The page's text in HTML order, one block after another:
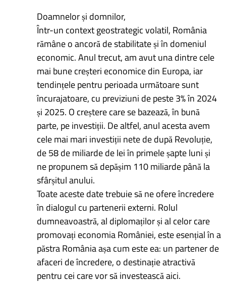
Doamnelor și domnilor,
Într-un context geostrategic volatil, România
rămâne o ancoră de stabilitate și în domeniul
economic. Anul trecut, am avut una dintre cele
mai bune creșteri economice din Europa, iar
tendințele pentru perioada următoare sunt
încurajatoare, cu previziuni de peste 3% în 2024
și 2025. O creștere care se bazează, în bună
parte, pe investiții. De altfel, anul acesta avem
cele mai mari investiții nete de după Revoluție,
de 58 de miliarde de lei în primele șapte luni și
ne propunem să depășim 110 miliarde până la
sfârșitul anului.
Toate aceste date trebuie să ne ofere încredere
în dialogul cu partenerii externi. Rolul
dumneavoastră, al diplomaților și al celor care
promovați economia României, este esențial în a
păstra România așa cum este ea: un partener de
afaceri de încredere, o destinație atractivă
pentru cei care vor să investească aici.